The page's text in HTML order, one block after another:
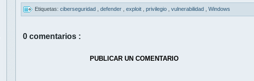
Etiquetas: ciberseguridad defender exploit privilegio vulnerabilidad Windows
0 comentarios :
PUBLICAR UN COMENTARIO